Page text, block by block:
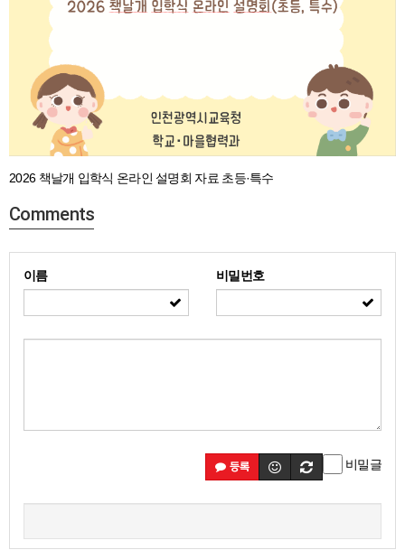
2026 책날개 입학식 온라인 설명회 자료 초등·특수
Comments
이름 비밀번호
등록 비밀글